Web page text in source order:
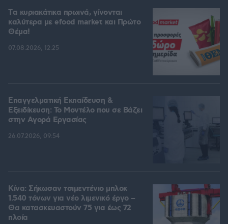
Tα κυριακάτικα πρωινά, γίνονται
καλύτερα με efood market και Πρώτο
Θέμα!
07.08.2026, 12:25
Επαγγελματική Εκπαίδευση &
Εξειδίκευση: Το Mοντέλο που σε Bάζει
στην Aγορά Eργασίας
26.07.2026, 09:54
Κίνα: Σήκωσαν τσιμεντένιο μπλοκ
1.540 τόνων για νέο λιμενικό έργο –
Θα κατασκευαστούν 75 για έως 72
πλοία